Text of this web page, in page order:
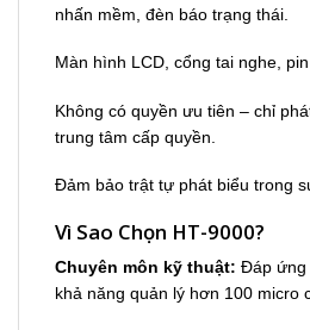
nhấn mềm, đèn báo trạng thái.
Màn hình LCD, cổng tai nghe,
Không có quyền ưu tiên – chỉ
trung tâm cấp quyền.
Đảm bảo trật tự phát biểu trong
Vì Sao Chọn HT-9000?
Chuyên môn kỹ thuật: Đáp ứng
khả năng quản lý hơn 100 micro